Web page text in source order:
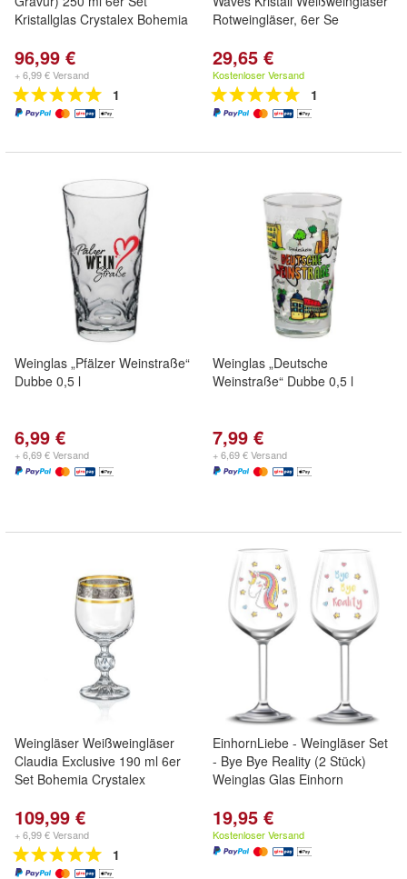
Kristallglas Crystalex Bohemia
96,99 €
+ 6,99 € Versand
1
Rotweingläser, 6er Se
29,65 €
Kostenloser Versand
1
Weinglas „Pfälzer Weinstraße“
Dubbe 0,5 l
6,99 €
+ 6,69 € Versand
Weinglas „Deutsche
Weinstraße“ Dubbe 0,5 l
7,99 €
+ 6,69 € Versand
Weingläser Weißweingläser
Claudia Exclusive 190 ml 6er
Set Bohemia Crystalex
109,99 €
+ 6,99 € Versand
1
EinhornLiebe - Weingläser Set
- Bye Bye Reality (2 Stück)
Weinglas Glas Einhorn
19,95 €
Kostenloser Versand